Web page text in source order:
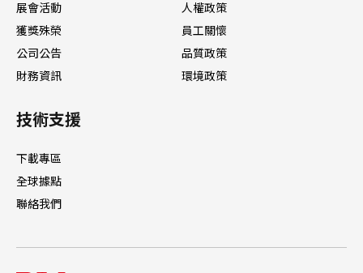
展會活動
獲獎殊榮
公司公告
財務資訊
人權政策
員工關懷
品質政策
環境政策
技術支援
下載專區
全球據點
聯絡我們